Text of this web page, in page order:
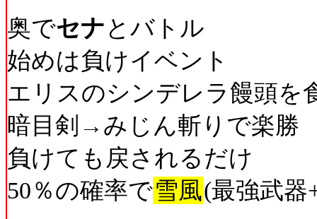
奥でセナ とバトル
始めは負けイベント
エリスのシンデレラ饅頭を
暗目剣→みじん斬りで楽勝
負けても戻されるだけ
50％の確率で雪風(最強武器